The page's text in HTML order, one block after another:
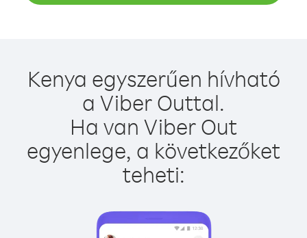
Kenya egyszerűen hívható
a Viber Outtal.
Ha van Viber Out
egyenlege, a következőket
teheti: